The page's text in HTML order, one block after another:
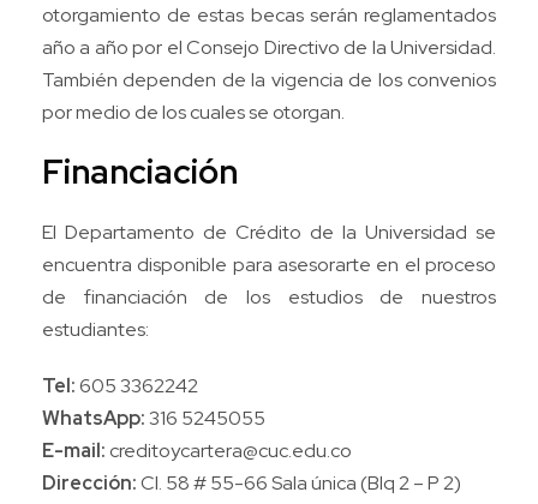
otorgamiento de estas becas serán reglamentados
año a año por el Consejo Directivo de la Universidad.
También dependen de la vigencia de los convenios
por medio de los cuales se otorgan.
Financiación
El Departamento de Crédito de la Universidad se
encuentra disponible para asesorarte en el proceso
de financiación de los estudios de nuestros
estudiantes:
Tel:605 3362242
WhatsApp:316 5245055
E-mail: creditoycartera@cuc.edu.co
Dirección:Cl. 58 # 55-66 Sala única (Blq 2 – P 2)